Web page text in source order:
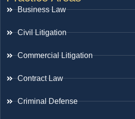
Business Law
Civil Litigation
Commercial Litigation
Contract Law
Criminal Defense